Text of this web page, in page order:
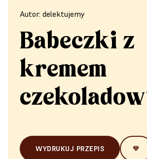
Autor: delektujemy
Babeczki z
kremem
WYDRUKUJ PRZEPIS 🧡